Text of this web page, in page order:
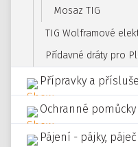
Mosaz TIG
TIG Wolframové
Přídavné dráty pro
Přípravky a
Ochranné pomůcky
Pájení - pájky,